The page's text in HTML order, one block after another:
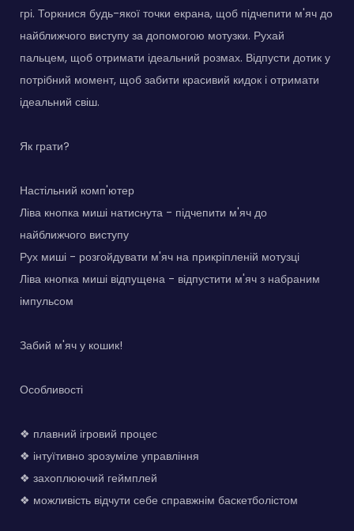
грі. Торкнися будь-якої точки екрана, щоб підчепити м'яч до
найближчого виступу за допомогою мотузки. Рухай
пальцем, щоб отримати ідеальний розмах. Відпусти дотик у
потрібний момент, щоб забити красивий кидок і отримати
ідеальний свіш.
Як грати?
Настільний комп'ютер
Ліва кнопка миші натиснута - підчепити м'яч до
найближчого виступу
Рух миші - розгойдувати м'яч на прикріпленій мотузці
Ліва кнопка миші відпущена - відпустити м'яч з набраним
імпульсом
Забий м'яч у кошик!
Особливості
❖ плавний ігровий процес
❖ інтуїтивно зрозуміле управління
❖ захоплюючий геймплей
❖ можливість відчути себе справжнім баскетболістом